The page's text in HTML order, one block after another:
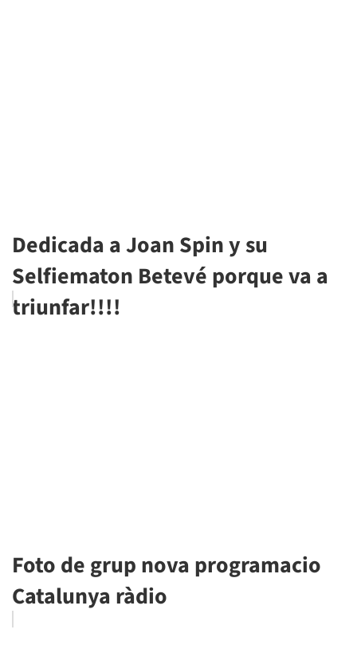
Dedicada a Joan Spin y su
Selfiematon Betevé porque va a
triunfar!!!!
Foto de grup nova programacio
Catalunya ràdio